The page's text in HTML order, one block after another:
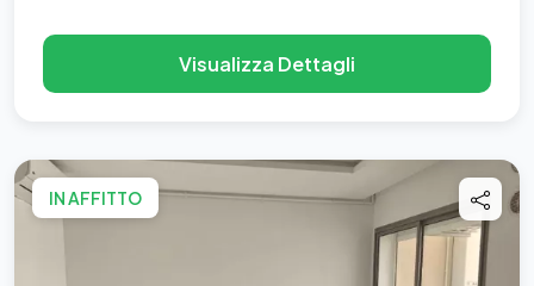
Visualizza Dettagli
IN AFFITTO